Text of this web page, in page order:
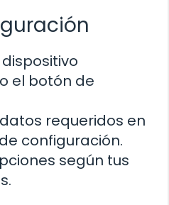
el botón de
requeridos en
configuración.
según tus